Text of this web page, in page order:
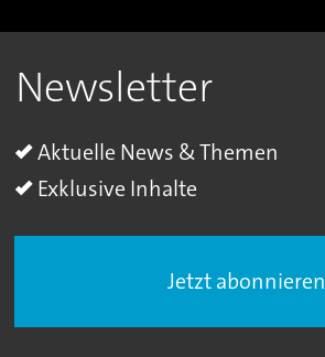
Newsletter
Aktuelle News & Themen
Exklusive Inhalte
Jetzt abonnieren